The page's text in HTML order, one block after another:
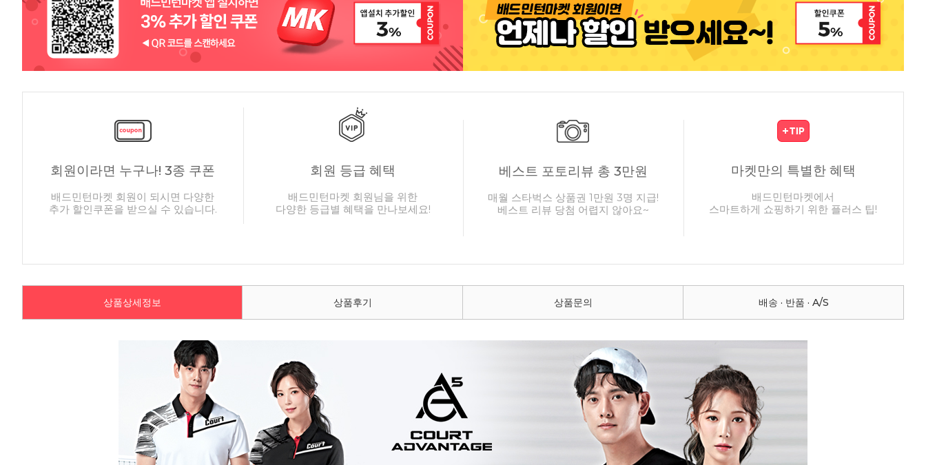
회원이라면 누구나! 3종 쿠폰
배드민턴마켓 회원이 되시면 다양한
추가 할인쿠폰을 받으실 수 있습니다.
회원 등급 혜택
배드민턴마켓 회원님을 위한
다양한 등급별 혜택을 만나보세요!
베스트 포토리뷰 총 3만원
매월 스타벅스 상품권 1만원 3명 지급!
베스트 리뷰 당첨 어렵지 않아요~
마켓만의 특별한 혜택
배드민턴마켓에서
스마트하게 쇼핑하기 위한 플러스 팁!
상품상세정보 상품후기 상품문의 배송 · 반품 · A/S